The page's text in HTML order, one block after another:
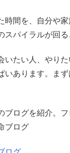
時間を、自分や
スパイラルが回る
いたい人、やり
いあります。ま
ブログを紹介。
ブログ